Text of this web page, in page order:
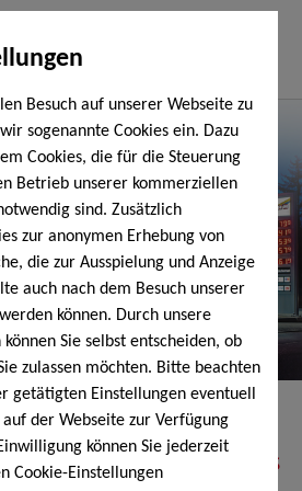
Besuch auf unserer Webseite zu
sogenannte Cookies ein. Dazu
Cookies, die für die Steuerung
Betrieb unserer kommerziellen
sind. Zusätzlich
zur anonymen Erhebung von
die zur Ausspielung und Anzeige
auch nach dem Besuch unserer
können. Durch unsere
Sie selbst entscheiden, ob
zulassen möchten. Bitte beachten
getätigten Einstellungen eventuell
der Webseite zur Verfügung
können Sie jederzeit
Cookie-EinstellungenHolzpellets